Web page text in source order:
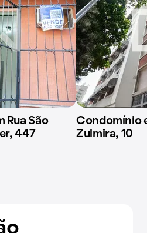
Rua São
447
Condomínio
Zulmira, 10